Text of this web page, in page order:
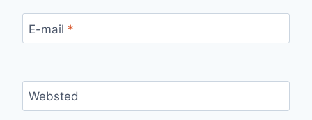
E-mail *
Websted